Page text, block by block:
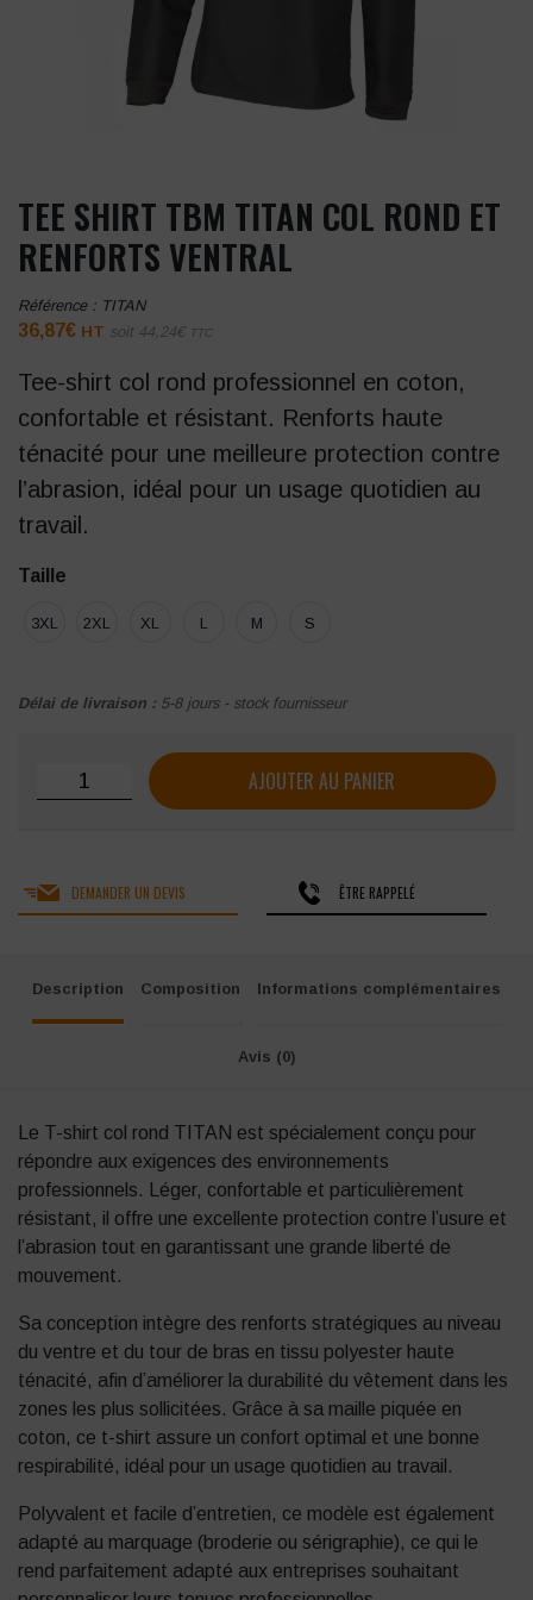
TEE SHIRT TBM TITAN COL ROND ET
RENFORTS VENTRAL
Référence : TITAN
36,87€ HT soit 44,24€ TTC
Tee-shirt col rond professionnel en coton,
confortable et résistant. Renforts haute
ténacité pour une meilleure protection contre
l’abrasion, idéal pour un usage quotidien au
travail.
Taille
3XL 2XL XL L M S
Délai de livraison : 5-8 jours - stock fournisseur
quantité de TEE SHIRT TBM TITAN COL ROND ET
AJOUTER AU PANIER
DEMANDER UN DEVIS ÊTRE RAPPELÉ
Description Composition Informations complémentaires
Avis (0)
Le T-shirt col rond TITAN est spécialement conçu pour
répondre aux exigences des environnements
professionnels. Léger, confortable et particulièrement
résistant, il offre une excellente protection contre l’usure et
l’abrasion tout en garantissant une grande liberté de
mouvement.
Sa conception intègre des renforts stratégiques au niveau
du ventre et du tour de bras en tissu polyester haute
ténacité, afin d’améliorer la durabilité du vêtement dans les
zones les plus sollicitées. Grâce à sa maille piquée en
coton, ce t-shirt assure un confort optimal et une bonne
respirabilité, idéal pour un usage quotidien au travail.
Polyvalent et facile d’entretien, ce modèle est également
adapté au marquage (broderie ou sérigraphie), ce qui le
rend parfaitement adapté aux entreprises souhaitant